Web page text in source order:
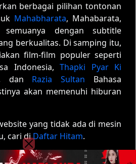
berbagai pilihan tontonan
Mahabharata, Mahabarata,
dengan subtitle
berkualitas. Di samping itu,
film-film populer seperti
Indonesia, Thapki Pyar Ki
dan Razia Sultan Bahasa
akan memenuhi hiburan
yang tidak ada di mesin
cari diDaftar Hitam.